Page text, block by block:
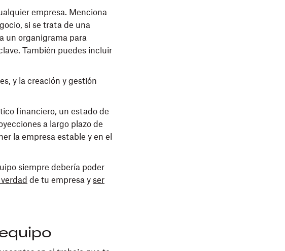
empresa. Menciona
si se trata de una
un organigrama para
También puedes incluir
y la creación y gestión
financiero, un estado de
a largo plazo de
la empresa estable y en el
siempre debería poder
de tu empresa y ser